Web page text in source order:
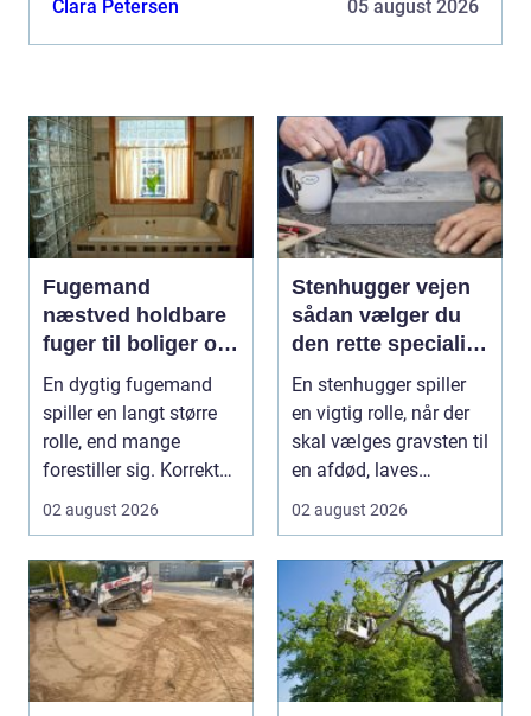
Clara Petersen 05 august 2026
Fugemand
næstved holdbare
fuger til boliger og
byggeri
En dygtig fugemand
spiller en langt større
rolle, end mange
forestiller sig. Korrekt
02 august 2026
Stenhugger vejen
sådan vælger du
den rette specialist
i stenarbejde
En stenhugger spiller
en vigtig rolle, når der
skal vælges gravsten til
en afdød, laves
02 august 2026